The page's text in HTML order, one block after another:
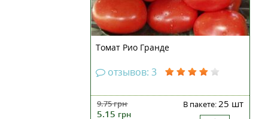
отличн...
Томат Рио Гранде
отзывов: 3
9.75грн
5.15 грн
В пакете:25 шт